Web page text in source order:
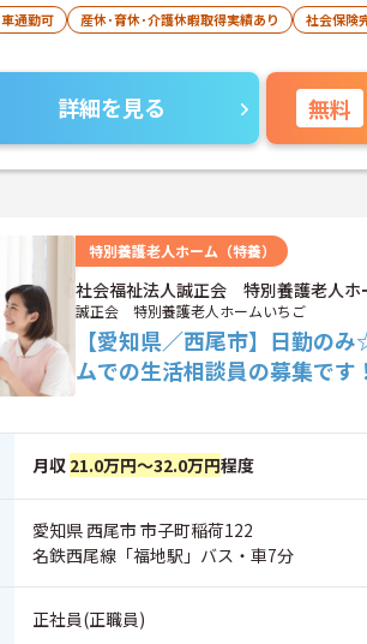
車通勤可 産休･育休･介護休暇取得実績あり 社会保険
詳細を見る 無料
特別養護老人ホーム（特養）
社会福祉法人誠正会 特別養護老人ホ
誠正会 特別養護老人ホームいちご
【愛知県／西尾市】日勤の
ムでの生活相談員の募集です
月収 21.0万円～32.0万円程度
愛知県 西尾市 市子町稲荷122
名鉄西尾線「福地駅」バス・車7分
正社員(正職員)